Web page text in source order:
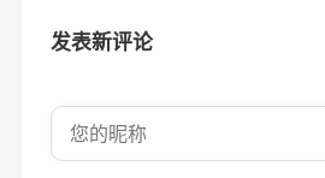
发表新评论